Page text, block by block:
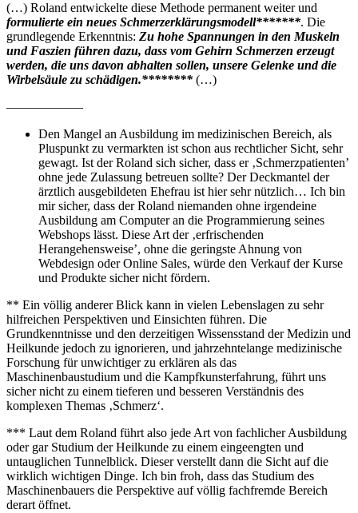
(…) Roland entwickelte diese Methode permanent weiter und
formulierte ein neues Schmerzerklärungsmodell*******. Die
grundlegende Erkenntnis: Zu hohe Spannungen in den Muskeln
und Faszien führen dazu, dass vom Gehirn Schmerzen erzeugt
werden, die uns davon abhalten sollen, unsere Gelenke und die
Wirbelsäule zu schädigen.******** (…)
——————
Den Mangel an Ausbildung im medizinischen Bereich, als
Pluspunkt zu vermarkten ist schon aus rechtlicher Sicht, sehr
gewagt. Ist der Roland sich sicher, dass er ‚Schmerzpatienten’
ohne jede Zulassung betreuen sollte? Der Deckmantel der
ärztlich ausgebildeten Ehefrau ist hier sehr nützlich… Ich bin
mir sicher, dass der Roland niemanden ohne irgendeine
Ausbildung am Computer an die Programmierung seines
Webshops lässt. Diese Art der ‚erfrischenden
Herangehensweise’, ohne die geringste Ahnung von
Webdesign oder Online Sales, würde den Verkauf der Kurse
und Produkte sicher nicht fördern.
** Ein völlig anderer Blick kann in vielen Lebenslagen zu sehr
hilfreichen Perspektiven und Einsichten führen. Die
Grundkenntnisse und den derzeitigen Wissensstand der Medizin und
Heilkunde jedoch zu ignorieren, und jahrzehntelange medizinische
Forschung für unwichtiger zu erklären als das
Maschinenbaustudium und die Kampfkunsterfahrung, führt uns
sicher nicht zu einem tieferen und besseren Verständnis des
komplexen Themas ‚Schmerz‘.
*** Laut dem Roland führt also jede Art von fachlicher Ausbildung
oder gar Studium der Heilkunde zu einem eingeengten und
untauglichen Tunnelblick. Dieser verstellt dann die Sicht auf die
wirklich wichtigen Dinge. Ich bin froh, dass das Studium des
Maschinenbauers die Perspektive auf völlig fachfremde Bereich
derart öffnet.